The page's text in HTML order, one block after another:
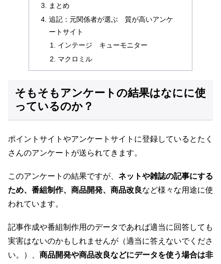
まとめ
追記：元関係者が選ぶ 質が高いアンケ
ートサイト
インテージ キューモニター
マクロミル
そもそもアンケートの結果はなにに使
っているのか？
ポイントサイトやアンケートサイトに登録しているとたく
さんのアンケートが送られてきます。
このアンケートの結果ですが、 ネットや雑誌の記事にする
ため、番組制作、商品開発、商品改良など様々な用途に使
われています。
記事作成や番組制作用のデータであれば適当に回答しても
実害はないのかもしれませんが（適当に答えないでくださ
い。）、 商品開発や商品改良などにデータを使う場合は非